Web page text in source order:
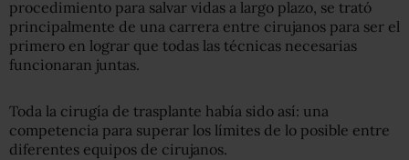
procedimiento para salvar vidas a largo plazo, se trató
principalmente de una carrera entre cirujanos para ser el
primero en lograr que todas las técnicas necesarias
funcionaran juntas.
Toda la cirugía de trasplante había sido así: una
competencia para superar los límites de lo posible entre
diferentes equipos de cirujanos.